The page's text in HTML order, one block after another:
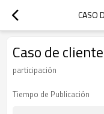
CASO
Caso de
participación
Tiempo de Publicación